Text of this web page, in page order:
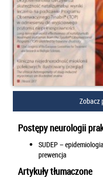
Zobacz
Postępy neurologii
SUDEP –
prewencja
Artykuły tłumaczone